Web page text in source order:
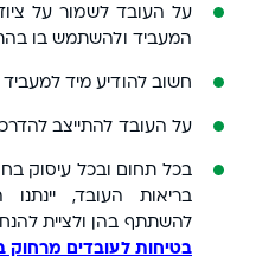
על העובד לשמור על
המעביד ולהשתמש בו
חשוב להודיע מיד
על העובד להתייצב
בכל תחום ובכל עיסוק
בריאות העובד,
להשתתף בהן ולציית
בטיחות לעובדים